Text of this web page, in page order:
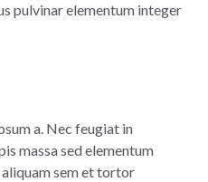
pulvinar elementum integer
a. Nec feugiat in
massa sed elementum
aliquam sem et tortor